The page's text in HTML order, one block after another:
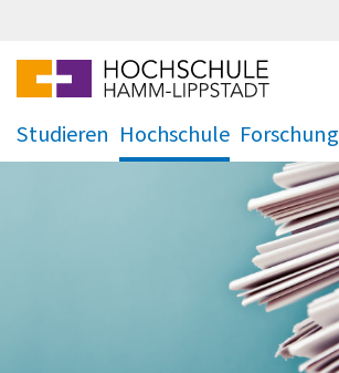
Studieren
.
Hochschule
.
Forschung
.